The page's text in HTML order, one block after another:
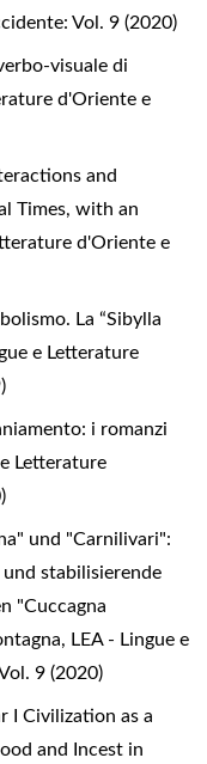
Vol. 9 (2020)
visuale di
d'Oriente e
and
Times, with an
d'Oriente e
La “Sibylla
e Letterature
i romanzi
Letterature
und "Carnilivari":
stabilisierende
"Cuccagna
, LEA - Lingue e
9 (2020)
I Civilization as a
and Incest in